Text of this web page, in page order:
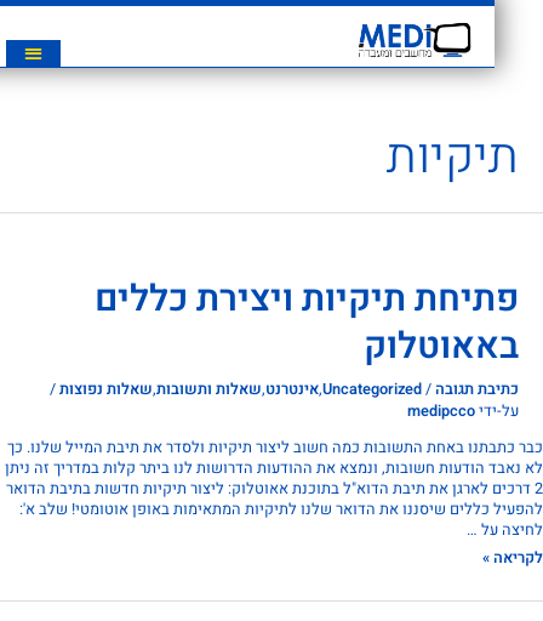
תיקיות
פתיחת תיקיות ויצירת כללים
באאוטלוק
כתיבת תגובה/
Uncategorized
,אינטרנט,שאלות ותשובות,שאלות נפוצות/
על-ידיmedipcco
באחת התשובות כמה חשוב ליצור תיקיות ולסדר את תיבת המייל שלנו. כך
הודעות חשובות, ונמצא את ההודעות הדרושות לנו ביתר קלות במדריך זה ניתן
לארגן את תיבת הדוא"ל בתוכנת אאוטלוק: ליצור תיקיות חדשות בתיבת הדואר
כללים שיסננו את הדואר שלנו לתיקיות המתאימות באופן אוטומטי! שלב א':
על …
»